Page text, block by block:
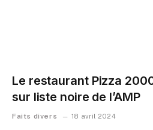
Le restaurant Pizza
sur liste noire de l’AMP
Faits divers 18 avril 2024